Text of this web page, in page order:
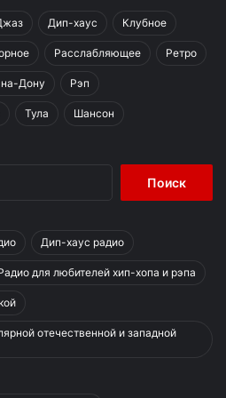
Дип-хаус Клубное
Расслабляющее Ретро
Дону Рэп
Тула Шансон
Дип-хаус радио
для любителей хип-хопа и рэпа
отечественной и западной